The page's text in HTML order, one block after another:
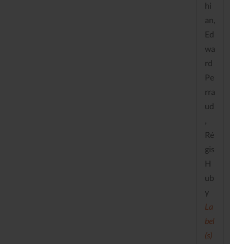
hi
an,
Ed
wa
rd
Pe
rra
ud
,
Ré
gis
H
ub
y
La
bel
(s)